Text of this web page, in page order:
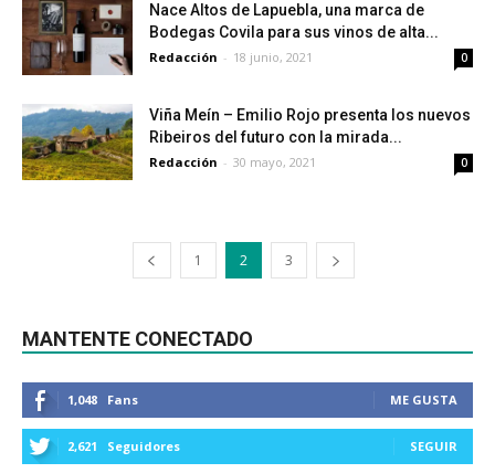
Nace Altos de Lapuebla, una marca de
Bodegas Covila para sus vinos de alta...
Redacción - 18 junio, 2021 0
Viña Meín – Emilio Rojo presenta los nuevos
Ribeiros del futuro con la mirada...
Redacción - 30 mayo, 2021 0
1 2 3
MANTENTE CONECTADO
1,048 Fans ME GUSTA
2,621 Seguidores SEGUIR